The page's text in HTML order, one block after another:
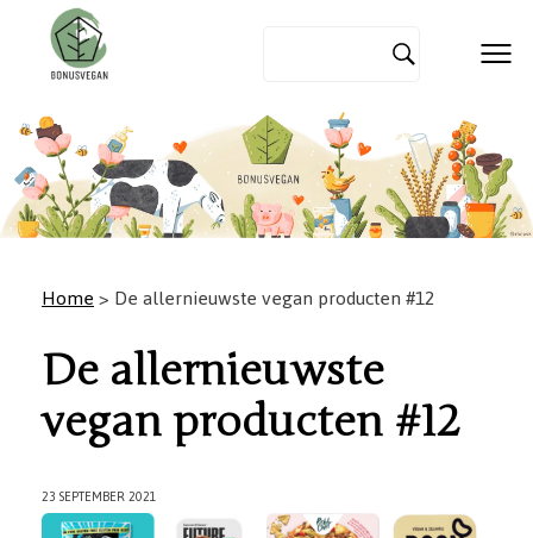
Home> De allernieuwste vegan producten #12
De allernieuwste
vegan producten #12
23 SEPTEMBER 2021